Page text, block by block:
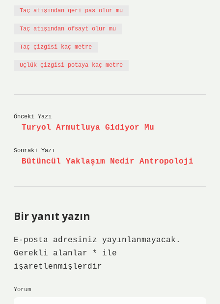
Taç atışından geri pas olur mu
Taç atışından ofsayt olur mu
Taç çizgisi kaç metre
Üçlük çizgisi potaya kaç metre
Önceki Yazı
Turyol Armutluya Gidiyor Mu
Sonraki Yazı
Bütüncül Yaklaşım Nedir Antropoloji
Bir yanıt yazın
E-posta adresiniz yayınlanmayacak.
Gerekli alanlar
*
ile
işaretlenmişlerdir
Yorum